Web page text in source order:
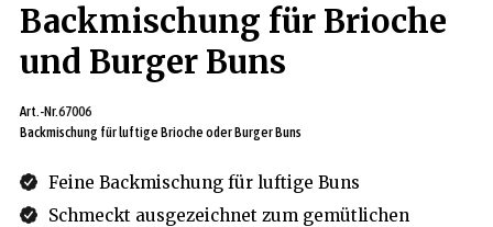
Backmischung für Brioche
und Burger Buns
Art.-Nr.67006
Backmischung für luftige Brioche oder Burger Buns
Feine Backmischung für luftige Buns
Schmeckt ausgezeichnet zum gemütlichen